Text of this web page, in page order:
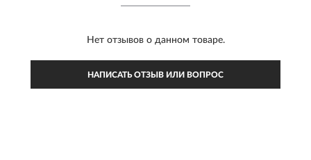
Нет отзывов о данном товаре.
НАПИСАТЬ ОТЗЫВ ИЛИ ВОПРОС